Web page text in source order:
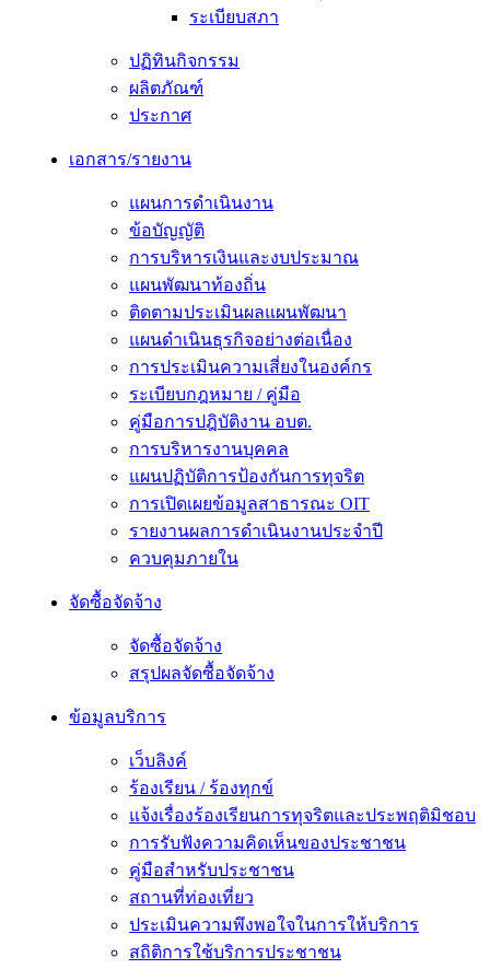
ระเบียบสภา
ปฏิทินกิจกรรม
ผลิตภัณฑ์
ประกาศ
เอกสาร/รายงาน
แผนการดำเนินงาน
ข้อบัญญัติ
การบริหารเงินและงบประมาณ
แผนพัฒนาท้องถิ่น
ติดตามประเมินผลแผนพัฒนา
แผนดำเนินธุรกิจอย่างต่อเนื่อง
การประเมินความเสี่ยงในองค์กร
ระเบียบกฎหมาย / คู่มือ
คู่มือการปฎิบัติงาน อบต.
การบริหารงานบุคคล
แผนปฏิบัติการป้องกันการทุจริต
การเปิดเผยข้อมูลสาธารณะ OIT
รายงานผลการดำเนินงานประจำปี
ควบคุมภายใน
จัดซื้อจัดจ้าง
จัดซื้อจัดจ้าง
สรุปผลจัดซื้อจัดจ้าง
ข้อมูลบริการ
เว็บลิงค์
ร้องเรียน / ร้องทุกข์
แจ้งเรื่องร้องเรียนการทุจริตและประพฤติมิชอบ
การรับฟังความคิดเห็นของประชาชน
คู่มือสำหรับประชาชน
สถานที่ท่องเที่ยว
ประเมินความพึงพอใจในการให้บริการ
สถิติการใช้บริการประชาชน